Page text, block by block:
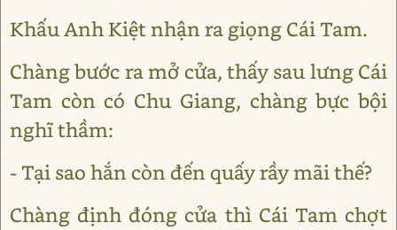
Khấu Anh Kiệt nhận ra giọng Cái Tam.
Chàng bước ra mở cửa, thấy sau lưng Cái
Tam còn có Chu Giang, chàng bực bội
nghĩ thầm:
- Tại sao hắn còn đến quấy rầy mãi thế?
Chàng định đóng cửa thì Cái Tam chợt